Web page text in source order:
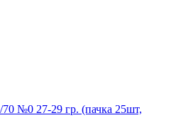
№0 27-29 гр. (пачка 25шт,